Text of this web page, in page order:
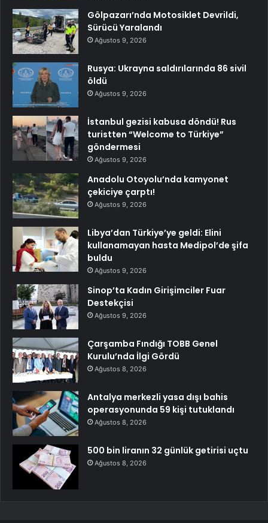
Gölpazarı’nda Motosiklet Devrildi,
Sürücü Yaralandı
Ağustos 9, 2026
Rusya: Ukrayna saldırılarında 86 sivil
öldü
Ağustos 9, 2026
İstanbul gezisi kabusa döndü! Rus
turistten “Welcome to Türkiye”
göndermesi
Ağustos 9, 2026
Anadolu Otoyolu’nda kamyonet
çekiciye çarptı!
Ağustos 9, 2026
Libya’dan Türkiye’ye geldi: Elini
kullanamayan hasta Medipol’de şifa
buldu
Ağustos 9, 2026
Sinop’ta Kadın Girişimciler Fuar
Destekçisi
Ağustos 9, 2026
Çarşamba Fındığı TOBB Genel
Kurulu’nda İlgi Gördü
Ağustos 8, 2026
Antalya merkezli yasa dışı bahis
operasyonunda 59 kişi tutuklandı
Ağustos 8, 2026
500 bin liranın 32 günlük getirisi uçtu
Ağustos 8, 2026